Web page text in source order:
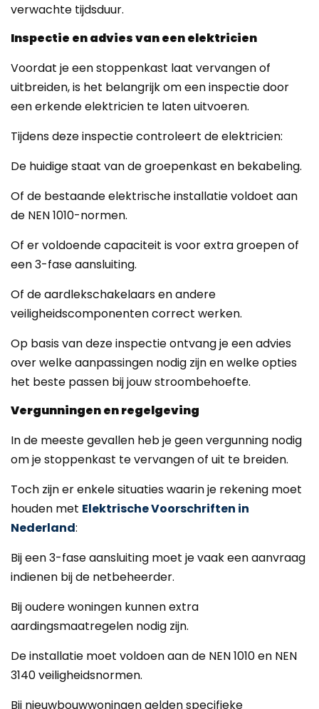
verwachte tijdsduur.
Inspectie en advies van een elektricien
Voordat je een stoppenkast laat vervangen of
uitbreiden, is het belangrijk om een inspectie door
een erkende elektricien te laten uitvoeren.
Tijdens deze inspectie controleert de elektricien:
De huidige staat van de groepenkast en bekabeling.
Of de bestaande elektrische installatie voldoet aan
de NEN 1010-normen.
Of er voldoende capaciteit is voor extra groepen of
een 3-fase aansluiting.
Of de aardlekschakelaars en andere
veiligheidscomponenten correct werken.
Op basis van deze inspectie ontvang je een advies
over welke aanpassingen nodig zijn en welke opties
het beste passen bij jouw stroombehoefte.
Vergunningen en regelgeving
In de meeste gevallen heb je geen vergunning nodig
om je stoppenkast te vervangen of uit te breiden.
Toch zijn er enkele situaties waarin je rekening moet
houden met Elektrische Voorschriften in
Nederland:
Bij een 3-fase aansluiting moet je vaak een aanvraag
indienen bij de netbeheerder.
Bij oudere woningen kunnen extra
aardingsmaatregelen nodig zijn.
De installatie moet voldoen aan de NEN 1010 en NEN
3140 veiligheidsnormen.
Bij nieuwbouwwoningen gelden specifieke